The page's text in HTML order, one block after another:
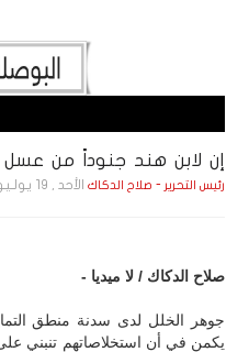
إن لابن هند جنوداً من عسل
رئيس التحرير - صلاح الدكاك الأحد , 19 يـولـيـو , 2020 الساعة 6:02:13 PM
صلاح الدكاك / لا ميديا -
جوهر الخلل لدى سدنة منطق
يكمن في أن استخلاصاتهم تنبني